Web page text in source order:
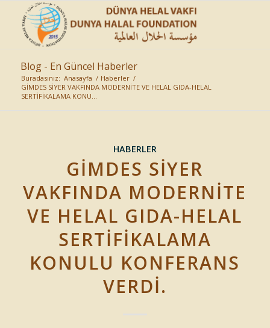
Blog - En Güncel Haberler
Buradasınız: Anasayfa / Haberler /
GİMDES SİYER VAKFINDA MODERNİTE VE HELAL GIDA-HELAL
SERTİFİKALAMA KONU...
HABERLER
GİMDES SİYER
VAKFINDA MODERNİTE
VE HELAL GIDA-HELAL
SERTİFİKALAMA
KONULU KONFERANS
VERDİ.